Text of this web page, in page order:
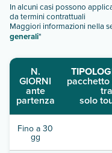
In alcuni casi possono
da termini contrattuali
Maggiori informazioni nella
generali"
N.
GIORNI
ante
partenza solo
Fino a 30
gg